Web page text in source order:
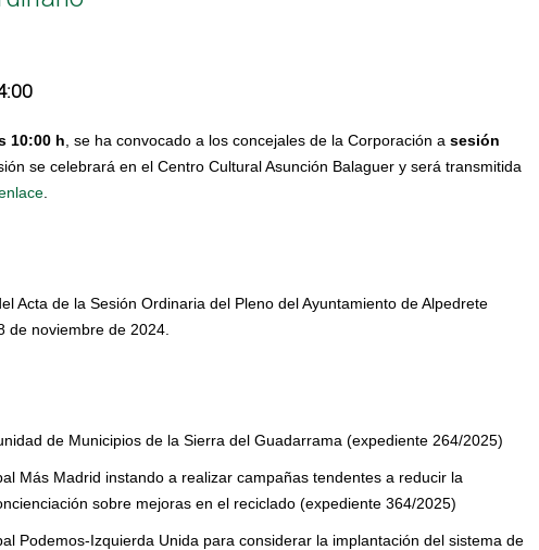
10:00 h , se ha convocado a los concejales de la Corporación a sesión
se celebrará en el Centro Cultural Asunción Balaguer y será transmitida
Acta de la Sesión Ordinaria del Pleno del Ayuntamiento de Alpedrete
de noviembre de 2024.
de Municipios de la Sierra del Guadarrama (expediente 264/2025)
Más Madrid instando a realizar campañas tendentes a reducir la
sobre mejoras en el reciclado (expediente 364/2025)
Podemos-Izquierda Unida para considerar la implantación del sistema de